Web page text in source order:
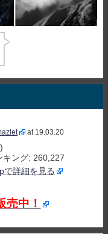
at 19.03.20
キング: 260,227
で詳細を見る
売中！